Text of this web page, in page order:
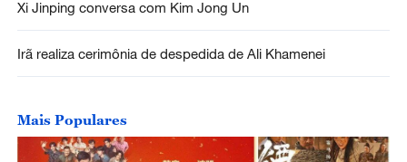
Xi Jinping conversa com Kim Jong Un
Irã realiza cerimônia de despedida de Ali Khamenei
Mais Populares